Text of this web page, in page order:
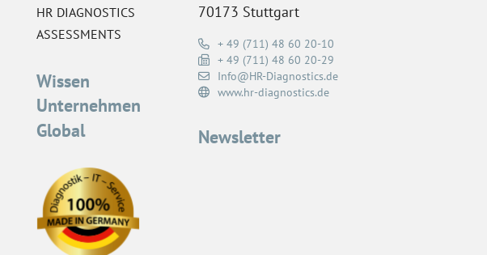
HR DIAGNOSTICS
ASSESSMENTS
Wissen
Unternehmen
Global
70173 Stuttgart
+ 49 (711) 48 60 20-10
+ 49 (711) 48 60 20-29
Info@HR-Diagnostics.de
www.hr-diagnostics.de
Newsletter